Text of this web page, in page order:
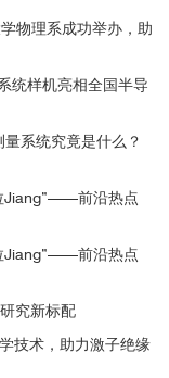
究平台在
物理系成功举办，助
统样机亮相全国半导
系统究竟是什么？
Jiang”——前沿热点
Jiang”——前沿热点
究新标配
技术，助力激子绝缘